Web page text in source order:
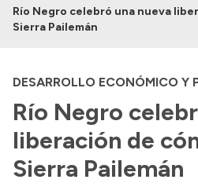
Autoridades
Autoridades y Organismos
Discursos en la Legislatura
Casa de Gobierno
Acerca de Río Negro
Río Negro celebró una nueva
Sierra Pailemán
DESARROLLO ECONÓMICO Y
Río Negro
liberación de
Sierra Pailemán